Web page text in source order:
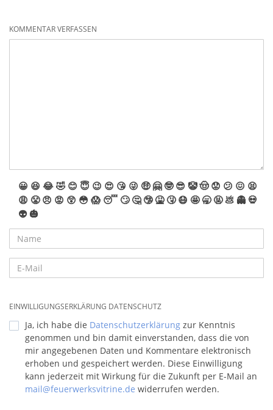
KOMMENTAR VERFASSEN
😀 😆 😂🤣 😊 😇 😉 😍 😘 😜 🤑 🤗 🤓 😎 🤡🤠 😟 😕 😖 😫
😩 😤 😠 😡 😲 😳 😱 😴 🙄 🤔 🤥 🤮 🤧 😷 🤩 🥱 🤬 💩 👻 💀
👽 🎃
EINWILLIGUNGSERKLÄRUNG DATENSCHUTZ
Ja, ich habe die Datenschutzerklärung zur Kenntnis
genommen und bin damit einverstanden, dass die von
mir angegebenen Daten und Kommentare elektronisch
erhoben und gespeichert werden. Diese Einwilligung
kann jederzeit mit Wirkung für die Zukunft per E-Mail an
mail@feuerwerksvitrine.de widerrufen werden.